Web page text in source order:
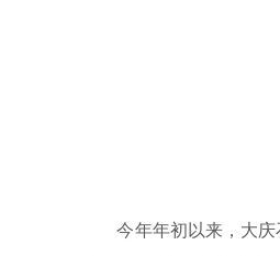
今年年初以来，大庆